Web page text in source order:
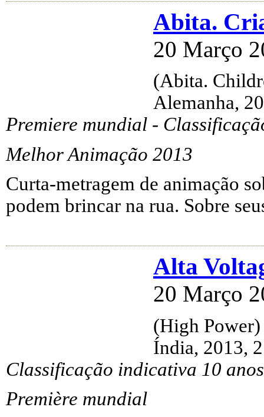
Abita.
20 Março
(Abita.
Alemanha,
Premiere mundial -
Melhor Animação 2013
Curta-metragem de animação
podem brincar na rua. Sobre
Alta
20 Março
(High Power)
Índia, 2013,
Classificação indicativa 10 anos
Première mundial